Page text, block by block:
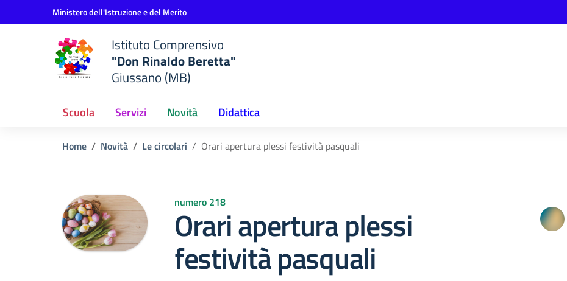
Vai ai contenuti
Vai al menu di navigazioneMinistero dell'Istruzione e del Merito
Istituto Comprensivo
"Don Rinaldo Beretta"
Giussano (MB)
Scuola Servizi Novità Didattica
Home Novità Le circolari Orari apertura plessi festività pasquali
numero 218
Orari apertura plessi
festività pasquali